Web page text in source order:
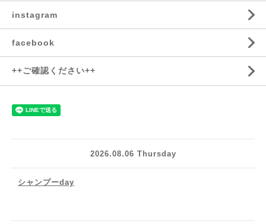
instagram
facebook
++ご確認ください++
2026.08.06 Thursday
シャンプーday